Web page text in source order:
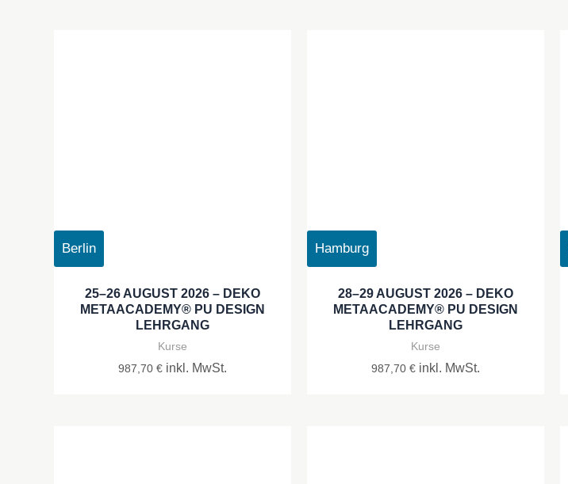
Berlin
25–26 AUGUST 2026 – DEKO
METAACADEMY® PU DESIGN
LEHRGANG
Kurse
987,70 € inkl. MwSt.
Hamburg
28–29 AUGUST 2026 – DEKO
METAACADEMY® PU DESIGN
LEHRGANG
Kurse
987,70 € inkl. MwSt.